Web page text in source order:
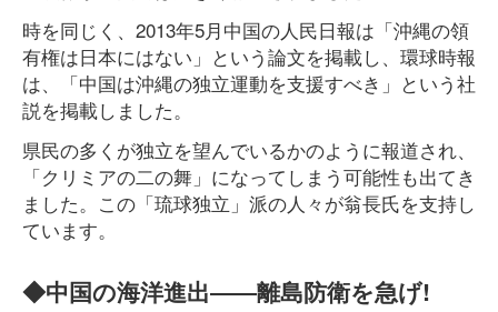
時を同じく、2013年5月中国の人民日報は「沖縄の領
有権は日本にはない」という論文を掲載し、環球時報
は、「中国は沖縄の独立運動を支援すべき」という社
説を掲載しました。
県民の多くが独立を望んでいるかのように報道され、
「クリミアの二の舞」になってしまう可能性も出てき
ました。この「琉球独立」派の人々が翁長氏を支持し
ています。
◆中国の海洋進出――離島防衛を急げ!